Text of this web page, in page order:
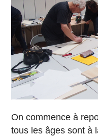
On commence à
tous les âges sont à